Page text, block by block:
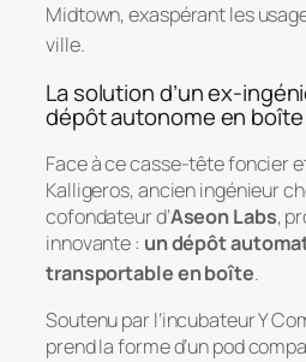
Midtown, exaspérant les
ville.
La solution d’un ex-
dépôt autonome en boîte
Face à ce casse-tête foncier
Kalligeros, ancien ingénieur
cofondateur d’Aseon Labs,
innovante : un dépôt
transportable en boîte.
Soutenu par l’incubateur Y
prend la forme d’un pod